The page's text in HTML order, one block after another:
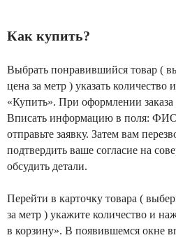
Как купить?
Выбрать понравившийся товар (
цена за метр ) указать количество
«Купить». При оформлении заказа
Вписать информацию в поля:
отправьте заявку. Затем вам
подтвердить ваше согласие на
обсудить детали.
Перейти в карточку товара (
за метр ) укажите количество и
в корзину». В появившемся окне